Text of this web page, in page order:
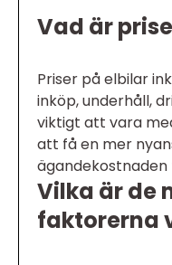
Vad är
Priser på elbilar
inköp, underhåll,
viktigt att vara
att få en mer
ägandekostnaden
Vilka är de
faktorerna